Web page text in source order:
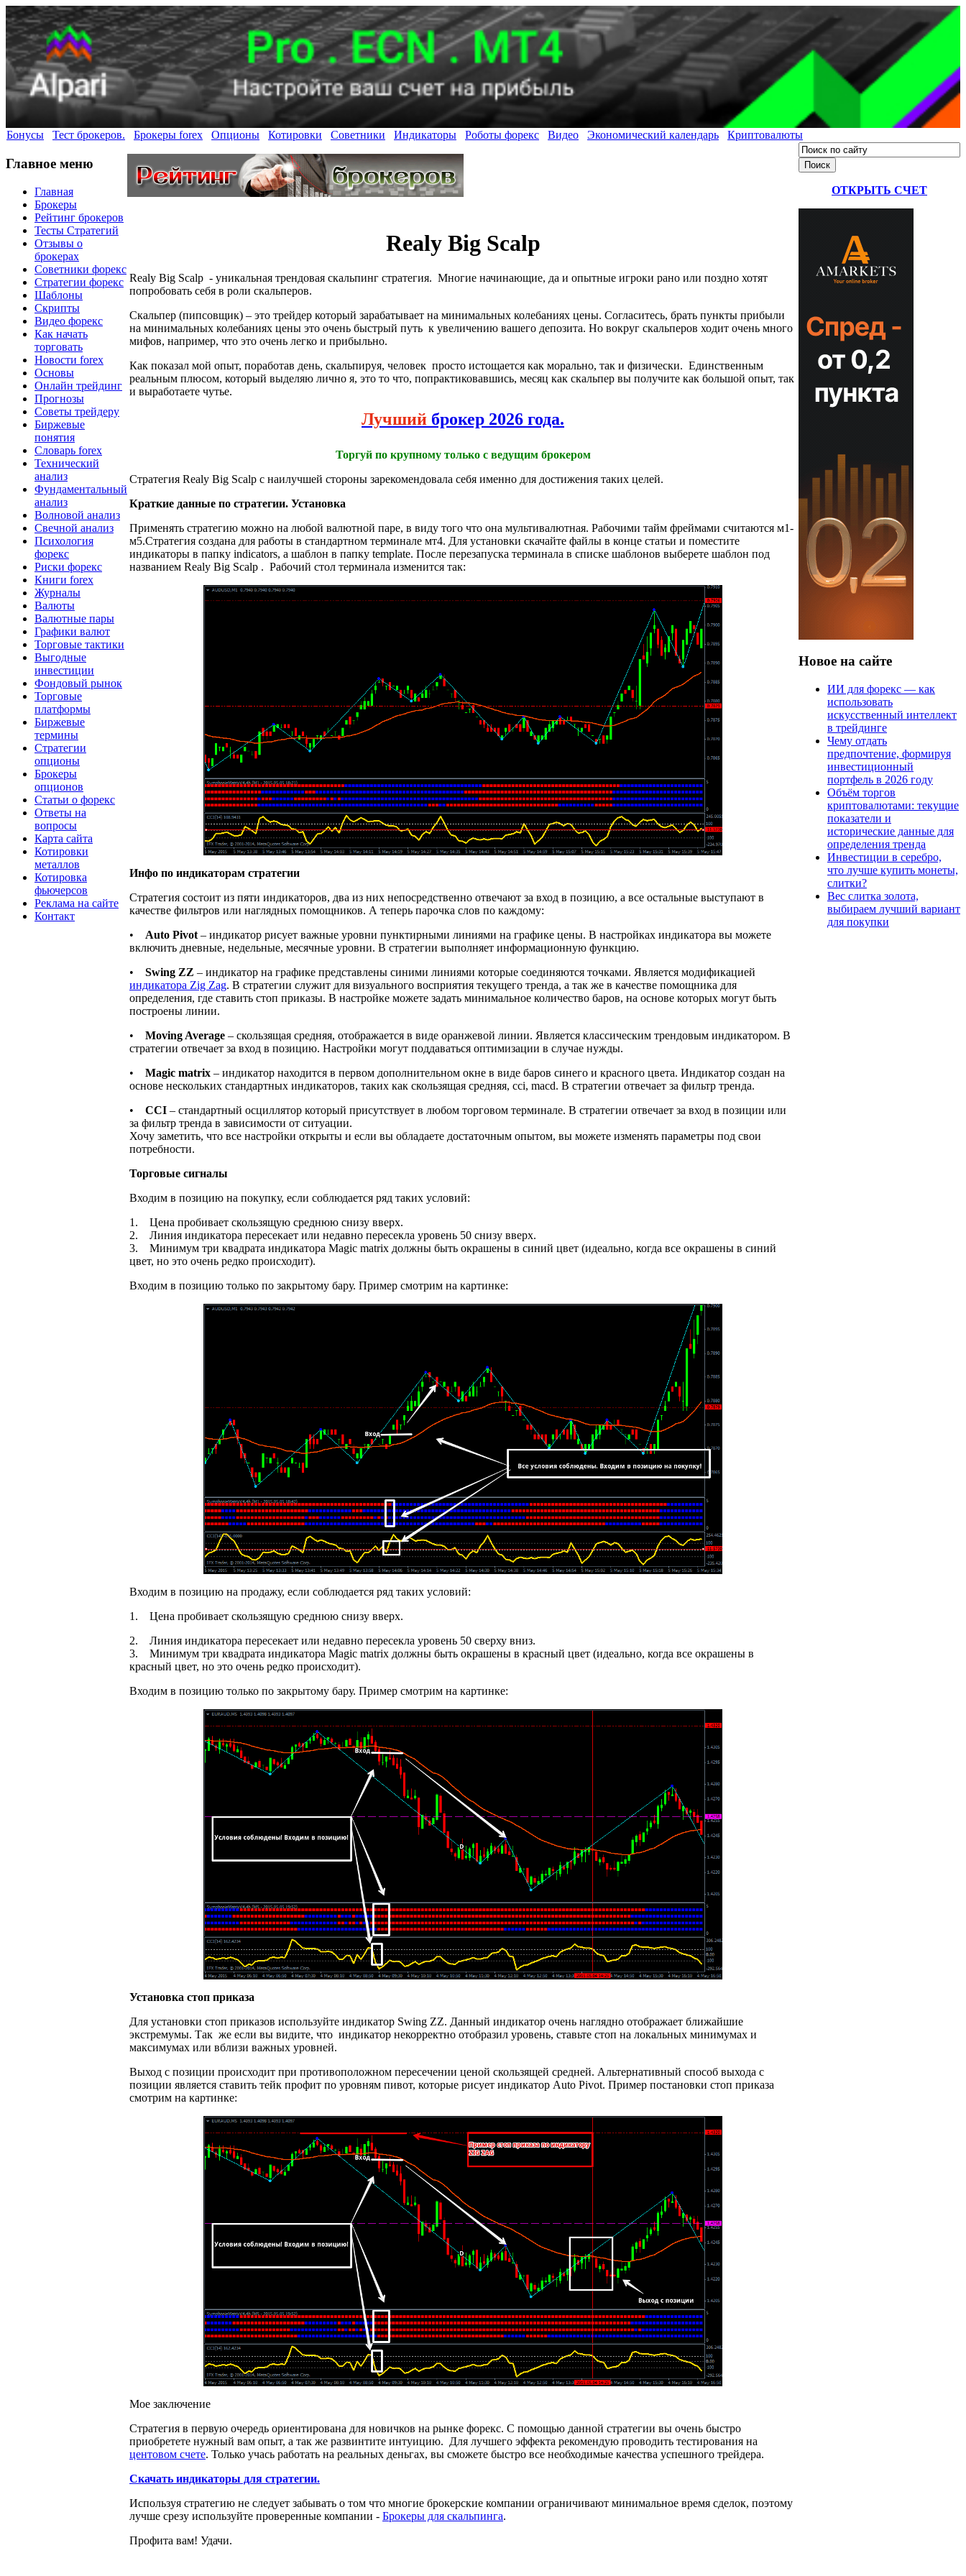
Бонусы Тест брокеров. Брокеры forex Опционы Котировки Советники Индикаторы Роботы форекс Видео Экономический календарь Криптовалюты
Главное меню
Главная
Брокеры
Рейтинг брокеров
Тесты Стратегий
Отзывы о
брокерах
Советники форекс
Стратегии форекс
Шаблоны
Скрипты
Видео форекс
Как начать
торговать
Новости forex
Основы
Онлайн трейдинг
Прогнозы
Советы трейдеру
Биржевые
понятия
Словарь forex
Технический
анализ
Фундаментальный
анализ
Волновой анализ
Свечной анализ
Психология
форекс
Риски форекс
Книги forex
Журналы
Валюты
Валютные пары
Графики валют
Торговые тактики
Выгодные
инвестиции
Фондовый рынок
Торговые
платформы
Биржевые
термины
Стратегии
опционы
Брокеры
опционов
Статьи о форекс
Ответы на
вопросы
Карта сайта
Котировки
металлов
Котировка
фьючерсов
Реклама на сайте
Контакт
Realy Big Scalp
Realy Big Scalp - уникальная трендовая скальпинг стратегия. Многие начинающие, да и опытные игроки рано или поздно хотят
попробовать себя в роли скальперов.
Скальпер (пипсовщик) – это трейдер который зарабатывает на минимальных колебаниях цены. Согласитесь, брать пункты прибыли
на минимальных колебаниях цены это очень быстрый путь к увеличению вашего депозита. Но вокруг скальперов ходит очень много
мифов, например, что это очень легко и прибыльно.
Как показал мой опыт, поработав день, скальпируя, человек просто истощается как морально, так и физически. Единственным
реальным плюсом, который выделяю лично я, это то что, попрактиковавшись, месяц как скальпер вы получите как большой опыт, так
и выработаете чутье.
Лучший брокер 2026 года.
Торгуй по крупному только с ведущим брокером
Стратегия Realy Big Scalp с наилучшей стороны зарекомендовала себя именно для достижения таких целей.
Краткие данные по стратегии. Установка
Применять стратегию можно на любой валютной паре, в виду того что она мультивалютная. Рабочими тайм фреймами считаются м1-
м5.Стратегия создана для работы в стандартном терминале мт4. Для установки скачайте файлы в конце статьи и поместите
индикаторы в папку indicators, а шаблон в папку template. После перезапуска терминала в списке шаблонов выберете шаблон под
названием Realy Big Scalp . Рабочий стол терминала изменится так:
Инфо по индикаторам стратегии
Стратегия состоит из пяти индикаторов, два из них непосредственно отвечают за вход в позицию, а все остальные выступают в
качестве фильтров или наглядных помощников. А теперь парочка слов по каждому:
• Auto Pivot – индикатор рисует важные уровни пунктирными линиями на графике цены. В настройках индикатора вы можете
включить дневные, недельные, месячные уровни. В стратегии выполняет информационную функцию.
• Swing ZZ – индикатор на графике представлены синими линиями которые соединяются точками. Является модификацией
индикатора Zig Zag. В стратегии служит для визуального восприятия текущего тренда, а так же в качестве помощника для
определения, где ставить стоп приказы. В настройке можете задать минимальное количество баров, на основе которых могут быть
построены линии.
• Moving Average – скользящая средняя, отображается в виде оранжевой линии. Является классическим трендовым индикатором. В
стратегии отвечает за вход в позицию. Настройки могут поддаваться оптимизации в случае нужды.
• Magic matrix – индикатор находится в первом дополнительном окне в виде баров синего и красного цвета. Индикатор создан на
основе нескольких стандартных индикаторов, таких как скользящая средняя, cci, macd. В стратегии отвечает за фильтр тренда.
• CCI – стандартный осциллятор который присутствует в любом торговом терминале. В стратегии отвечает за вход в позиции или
за фильтр тренда в зависимости от ситуации.
Хочу заметить, что все настройки открыты и если вы обладаете достаточным опытом, вы можете изменять параметры под свои
потребности.
Торговые сигналы
Входим в позицию на покупку, если соблюдается ряд таких условий:
1. Цена пробивает скользящую среднюю снизу вверх.
2. Линия индикатора пересекает или недавно пересекла уровень 50 снизу вверх.
3. Минимум три квадрата индикатора Magic matrix должны быть окрашены в синий цвет (идеально, когда все окрашены в синий
цвет, но это очень редко происходит).
Входим в позицию только по закрытому бару. Пример смотрим на картинке:
Входим в позицию на продажу, если соблюдается ряд таких условий:
1. Цена пробивает скользящую среднюю снизу вверх.
2. Линия индикатора пересекает или недавно пересекла уровень 50 сверху вниз.
3. Минимум три квадрата индикатора Magic matrix должны быть окрашены в красный цвет (идеально, когда все окрашены в
красный цвет, но это очень редко происходит).
Входим в позицию только по закрытому бару. Пример смотрим на картинке:
Установка стоп приказа
Для установки стоп приказов используйте индикатор Swing ZZ. Данный индикатор очень наглядно отображает ближайшие
экстремумы. Так же если вы видите, что индикатор некорректно отобразил уровень, ставьте стоп на локальных минимумах и
максимумах или вблизи важных уровней.
Выход с позиции происходит при противоположном пересечении ценой скользящей средней. Альтернативный способ выхода с
позиции является ставить тейк профит по уровням пивот, которые рисует индикатор Auto Pivot. Пример постановки стоп приказа
смотрим на картинке:
Мое заключение
Стратегия в первую очередь ориентирована для новичков на рынке форекс. С помощью данной стратегии вы очень быстро
приобретете нужный вам опыт, а так же развинтите интуицию. Для лучшего эффекта рекомендую проводить тестирования на
центовом счете. Только учась работать на реальных деньгах, вы сможете быстро все необходимые качества успешного трейдера.
Скачать индикаторы для стратегии.
Используя стратегию не следует забывать о том что многие брокерские компании ограничивают минимальное время сделок, поэтому
лучше срезу используйте проверенные компании - Брокеры для скальпинга.
Профита вам! Удачи.
ОТКРЫТЬ СЧЕТ
Новое на сайте
ИИ для форекс — как
использовать
искусственный интеллект
в трейдинге
Чему отдать
предпочтение, формируя
инвестиционный
портфель в 2026 году
Объём торгов
криптовалютами: текущие
показатели и
исторические данные для
определения тренда
Инвестиции в серебро,
что лучше купить монеты,
слитки?
Вес слитка золота,
выбираем лучший вариант
для покупки